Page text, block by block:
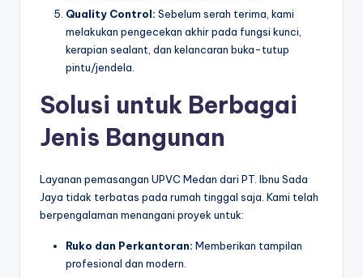
Quality Control: Sebelum serah terima, kami
melakukan pengecekan akhir pada fungsi kunci,
kerapian sealant, dan kelancaran buka-tutup
pintu/jendela.
Solusi untuk Berbagai
Jenis Bangunan
Layanan pemasangan UPVC Medan dari PT. Ibnu Sada
Jaya tidak terbatas pada rumah tinggal saja. Kami telah
berpengalaman menangani proyek untuk:
Ruko dan Perkantoran: Memberikan tampilan
profesional dan modern.